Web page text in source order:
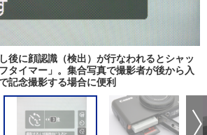
後に顔認識（検出）が行なわれるとシャッ
タイマー」。集合写真で撮影者が後から入
記念撮影する場合に便利